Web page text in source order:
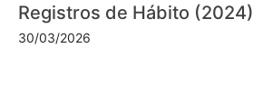
Registros de Hábito (2024)
30/03/2026